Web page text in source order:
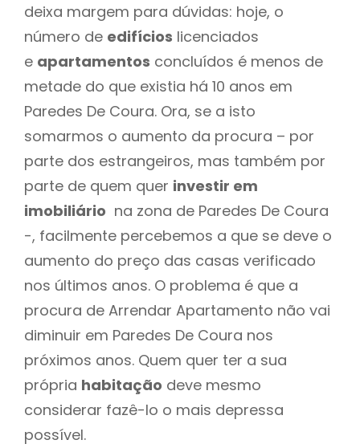
deixa margem para dúvidas: hoje, o
número de edifícios licenciados
e apartamentos concluídos é menos de
metade do que existia há 10 anos em
Paredes De Coura. Ora, se a isto
somarmos o aumento da procura – por
parte dos estrangeiros, mas também por
parte de quem quer investir em
imobiliário na zona de Paredes De Coura
-, facilmente percebemos a que se deve o
aumento do preço das casas verificado
nos últimos anos. O problema é que a
procura de Arrendar Apartamento não vai
diminuir em Paredes De Coura nos
próximos anos. Quem quer ter a sua
própria habitação deve mesmo
considerar fazê-lo o mais depressa
possível.